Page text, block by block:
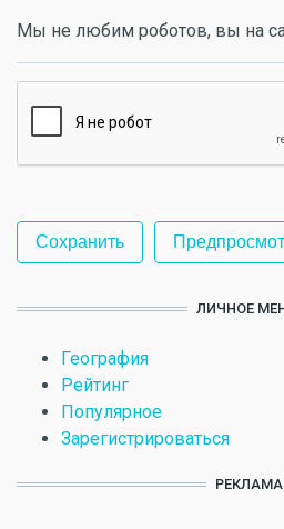
Мы не любим роботов, вы на
ЛИЧНОЕ
География
Рейтинг
Популярное
Зарегистрироваться
РЕКЛАМА